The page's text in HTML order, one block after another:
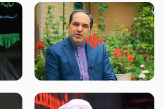
پیامبر صلی الله علیه وآله و سلم
فرمودند وای بر بچه های آخر